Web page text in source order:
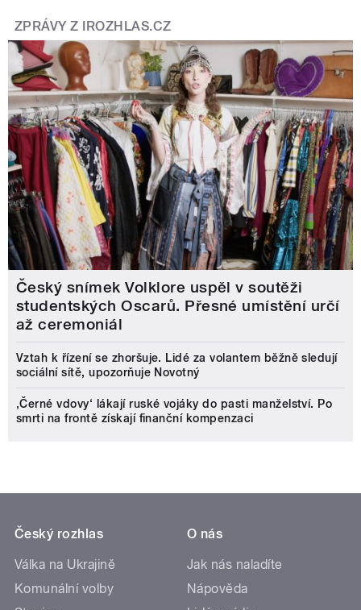
ZPRÁVY Z IROZHLAS.CZ
Český snímek Volklore uspěl v soutěži
studentských Oscarů. Přesné umístění určí
až ceremoniál
Vztah k řízení se zhoršuje. Lidé za volantem běžně sledují
sociální sítě, upozorňuje Novotný
‚Černé vdovy‘ lákají ruské vojáky do pasti manželství. Po
smrti na frontě získají finanční kompenzaci
Český rozhlas
Válka na Ukrajině
Komunální volby
O nás
Jak nás naladíte
Nápověda